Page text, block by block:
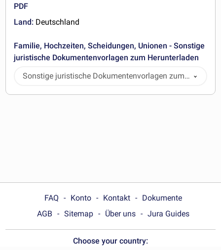
PDF
Land: Deutschland
Familie, Hochzeiten, Scheidungen, Unionen - Sonstige
juristische Dokumentenvorlagen zum Herunterladen
Sonstige juristische Dokumentenvorlagen zum
Herunterladen
FAQ Konto Kontakt
Dokumente
AGB
Sitemap Über uns Jura Guides
Choose your country: